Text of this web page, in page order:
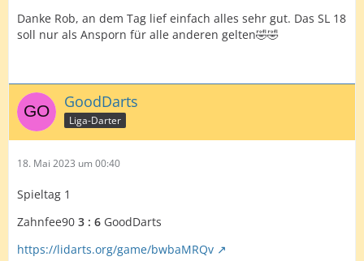
Danke Rob, an dem Tag lief einfach alles sehr gut. Das SL 18
soll nur als Ansporn für alle anderen gelten🤣🤣
GoodDarts
Liga-Darter
18. Mai 2023 um 00:40
Spieltag 1
Zahnfee90 3 : 6 GoodDarts
https://lidarts.org/game/bwbaMRQv